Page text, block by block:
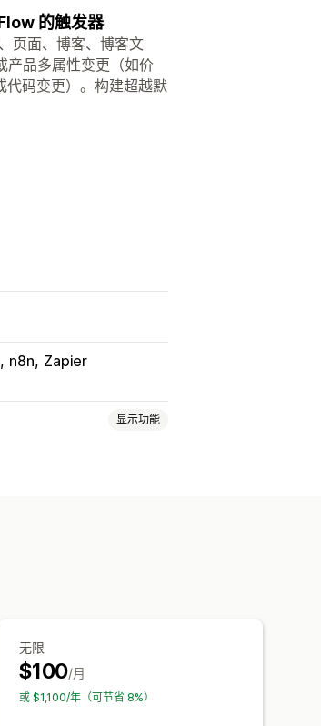
的触发器
页面、博客、博客文
产品多属性变更（如价
代码变更）。构建超越默
n8n Zapier
显示功能
无限
$100/月
或 $1,100/年（可节省 8%）